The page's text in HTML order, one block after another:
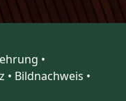
•
• Bildnachweis •